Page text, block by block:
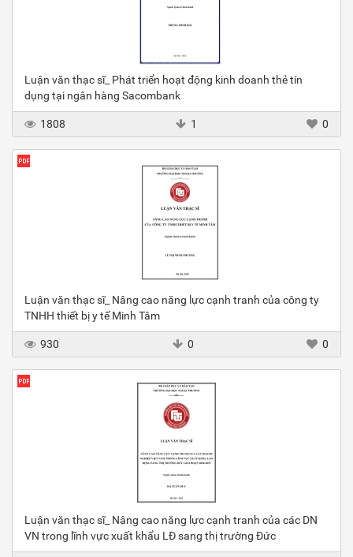
Luận văn thạc sĩ_ Phát triển hoạt động kinh doanh thẻ tín
dụng tại ngân hàng Sacombank
1808 1 0
Luận văn thạc sĩ_ Nâng cao năng lực cạnh tranh của công ty
TNHH thiết bị y tế Minh Tâm
930 0 0
Luận văn thạc sĩ_ Nâng cao năng lực cạnh tranh của các DN
VN trong lĩnh vực xuất khẩu LĐ sang thị trường Đức